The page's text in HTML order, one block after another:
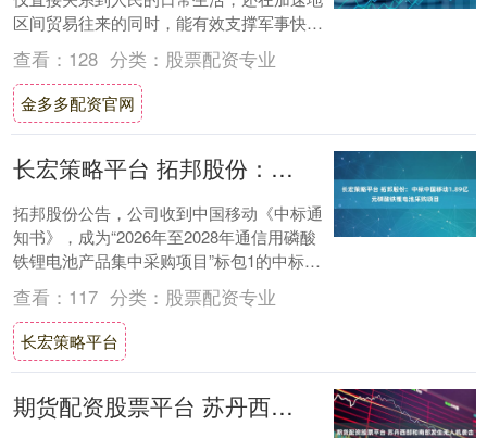
区间贸易往来的同时，能有效支撑军事快速
调动。良好的交通系统对国家的各项发展至
关重要，....
查看： 128 分类： 股票配资专业
金多多配资官网
长宏策略平台 拓邦股份：中标中国移动1.89亿元磷酸铁锂电池采购项目
拓邦股份公告，公司收到中国移动《中标通
知书》，成为“2026年至2028年通信用磷酸
铁锂电池产品集中采购项目”标包1的中标单
位，中标份额为11.46%，中标金额....
查看： 117 分类： 股票配资专业
长宏策略平台
期货配资股票平台 苏丹西部和南部发生无人机袭击 已致43人死亡